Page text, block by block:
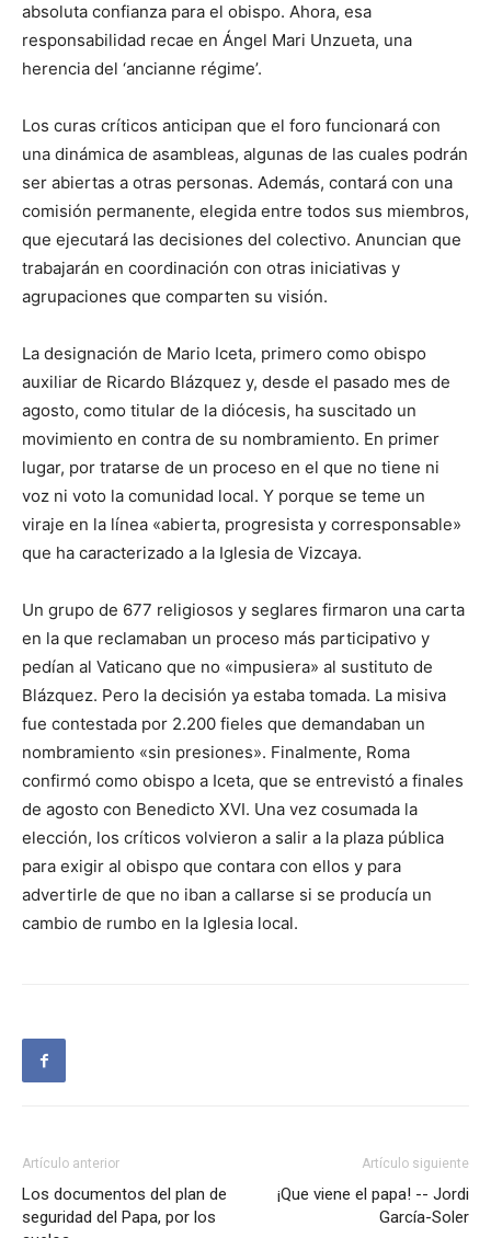
absoluta confianza para el obispo. Ahora, esa
responsabilidad recae en Ángel Mari Unzueta, una
herencia del ‘ancianne régime’.
Los curas críticos anticipan que el foro funcionará con
una dinámica de asambleas, algunas de las cuales podrán
ser abiertas a otras personas. Además, contará con una
comisión permanente, elegida entre todos sus miembros,
que ejecutará las decisiones del colectivo. Anuncian que
trabajarán en coordinación con otras iniciativas y
agrupaciones que comparten su visión.
La designación de Mario Iceta, primero como obispo
auxiliar de Ricardo Blázquez y, desde el pasado mes de
agosto, como titular de la diócesis, ha suscitado un
movimiento en contra de su nombramiento. En primer
lugar, por tratarse de un proceso en el que no tiene ni
voz ni voto la comunidad local. Y porque se teme un
viraje en la línea «abierta, progresista y corresponsable»
que ha caracterizado a la Iglesia de Vizcaya.
Un grupo de 677 religiosos y seglares firmaron una carta
en la que reclamaban un proceso más participativo y
pedían al Vaticano que no «impusiera» al sustituto de
Blázquez. Pero la decisión ya estaba tomada. La misiva
fue contestada por 2.200 fieles que demandaban un
nombramiento «sin presiones». Finalmente, Roma
confirmó como obispo a Iceta, que se entrevistó a finales
de agosto con Benedicto XVI. Una vez cosumada la
elección, los críticos volvieron a salir a la plaza pública
para exigir al obispo que contara con ellos y para
advertirle de que no iban a callarse si se producía un
cambio de rumbo en la Iglesia local.
Artículo anterior
Los documentos del plan de
seguridad del Papa, por los
Artículo siguiente
¡Que viene el papa! -- Jordi
García-Soler